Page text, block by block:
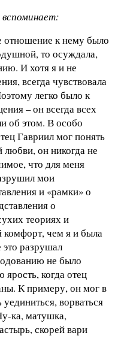
вспоминает:
отношение к нему было
то осуждала,
И хотя я и не
всегда чувствовала
легко было к
– он всегда всех
об этом. В особо
Гавриил мог понять
он никогда не
что для меня
мои
и «рамки» о
о
теориях и
комфорт, чем я и была
разрушал
не было
когда отец
К примеру, он мог в
ворваться
ка, матушка,
скорей вари